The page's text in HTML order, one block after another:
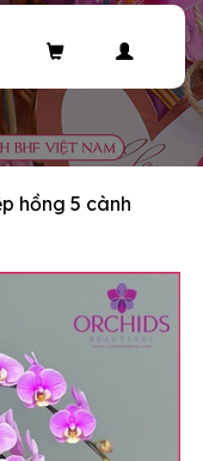
hồng 5 cành